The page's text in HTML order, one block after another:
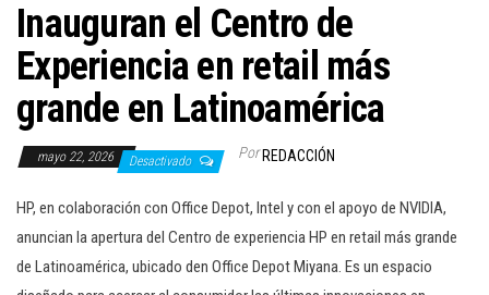
Inauguran el Centro de
Experiencia en retail más
grande en Latinoamérica
mayo 22, 2026 Desactivado Por REDACCIÓN
HP, en colaboración con Office Depot, Intel y con el apoyo de NVIDIA,
anuncian la apertura del Centro de experiencia HP en retail más grande
de Latinoamérica, ubicado den Office Depot Miyana. Es un espacio